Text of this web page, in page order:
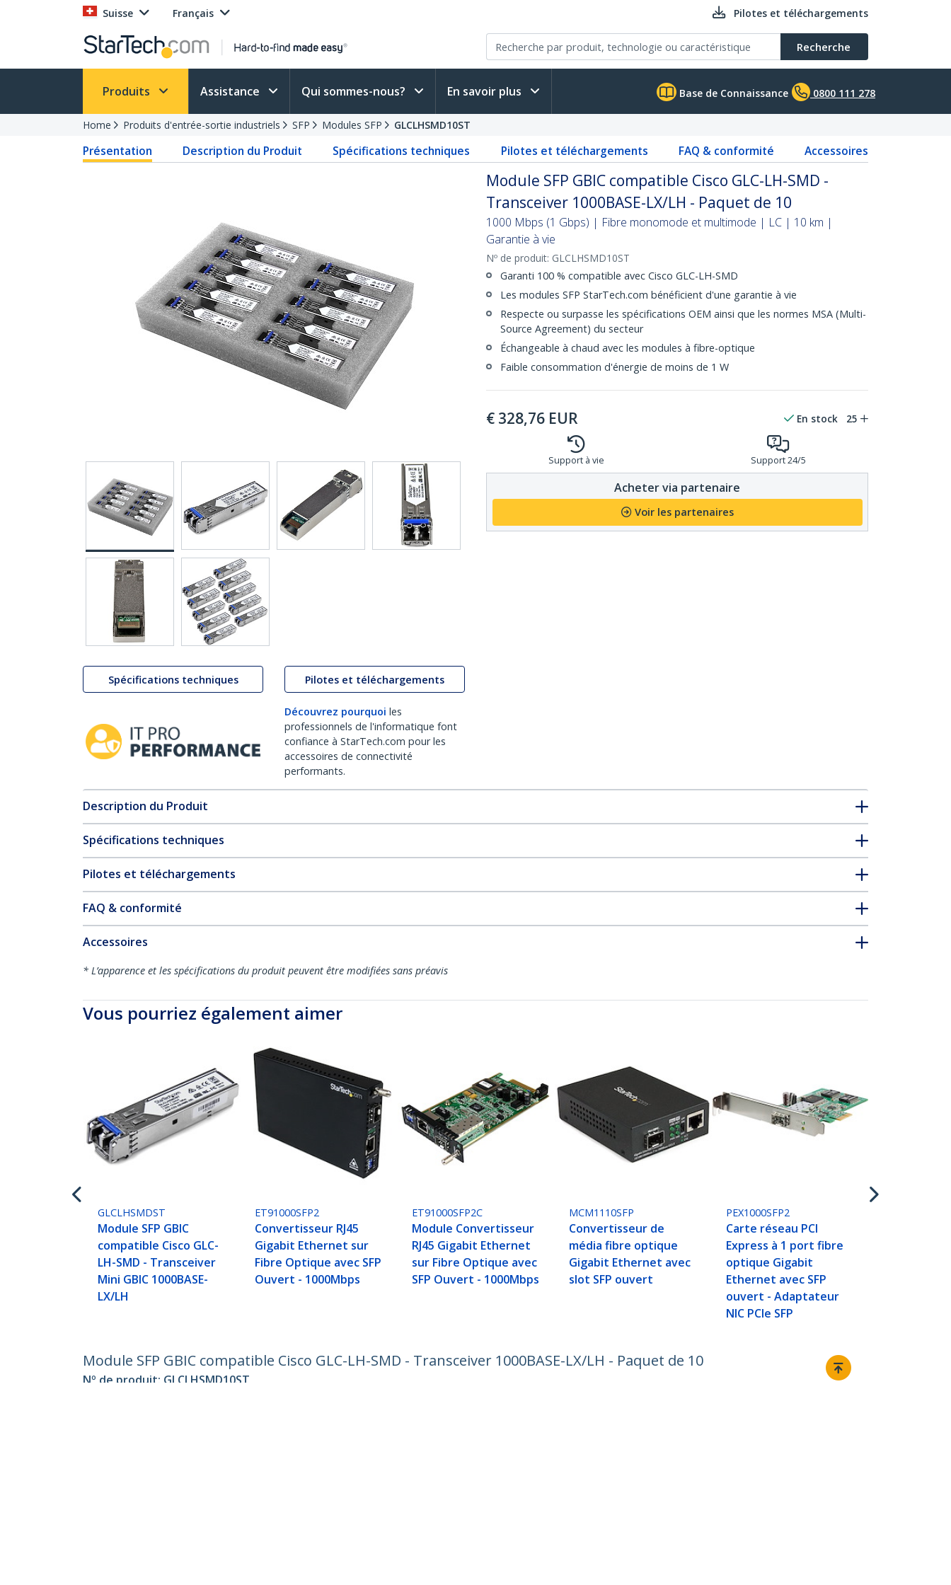
Suisse Français Pilotes et téléchargements
Recherche
Produits Assistance Qui sommes-nous? En savoir plus Base de Connaissance 0800 111 278
Home Produits d'entrée-sortie industriels SFP Modules SFP GLCLHSMD10ST
Présentation Description du Produit Spécifications techniques Pilotes et téléchargements FAQ & conformité Accessoires
Spécifications techniques Pilotes et téléchargements
Découvrez pourquoi les
professionnels de l'informatique font
confiance à StarTech.com pour les
accessoires de connectivité
performants.
Module SFP GBIC compatible Cisco GLC-LH-SMD -
Transceiver 1000BASE-LX/LH - Paquet de 10
1000 Mbps (1 Gbps) | Fibre monomode et multimode | LC | 10 km |
Garantie à vie
Nº de produit: GLCLHSMD10ST
Garanti 100 % compatible avec Cisco GLC-LH-SMD
Les modules SFP StarTech.com bénéficient d'une garantie à vie
Respecte ou surpasse les spécifications OEM ainsi que les normes MSA (Multi-
Source Agreement) du secteur
Échangeable à chaud avec les modules à fibre-optique
Faible consommation d'énergie de moins de 1 W
€ 328,76 EUR En stock 25
Support à vie Support 24/5
Acheter via partenaire
Voir les partenaires
Description du Produit
Spécifications techniques
Pilotes et téléchargements
FAQ & conformité
Accessoires
* L’apparence et les spécifications du produit peuvent être modifiées sans préavis
Vous pourriez également aimer
GLCLHSMDST
Module SFP GBIC
compatible Cisco GLC-
LH-SMD - Transceiver
Mini GBIC 1000BASE-
LX/LH
ET91000SFP2
Convertisseur RJ45
Gigabit Ethernet sur
Fibre Optique avec SFP
Ouvert - 1000Mbps
ET91000SFP2C
Module Convertisseur
RJ45 Gigabit Ethernet
sur Fibre Optique avec
SFP Ouvert - 1000Mbps
MCM1110SFP
Convertisseur de
média fibre optique
Gigabit Ethernet avec
slot SFP ouvert
PEX1000SFP2
Carte réseau PCI
Express à 1 port fibre
optique Gigabit
Ethernet avec SFP
ouvert - Adaptateur
NIC PCIe SFP
Module SFP GBIC compatible Cisco GLC-LH-SMD - Transceiver 1000BASE-LX/LH - Paquet de 10
Nº de produit: GLCLHSMD10ST